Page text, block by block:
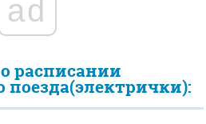
расписании
поезда(электрички):
ad